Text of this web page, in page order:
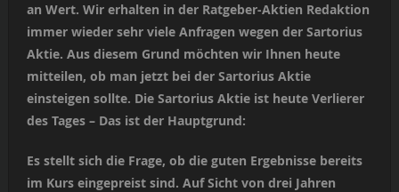
an Wert. Wir erhalten in der Ratgeber-Aktien Redaktion
immer wieder sehr viele Anfragen wegen der Sartorius
Aktie. Aus diesem Grund möchten wir Ihnen heute
mitteilen, ob man jetzt bei der Sartorius Aktie
einsteigen sollte. Die Sartorius Aktie ist heute Verlierer
des Tages – Das ist der Hauptgrund:
Es stellt sich die Frage, ob die guten Ergebnisse bereits
im Kurs eingepreist sind. Auf Sicht von drei Jahren